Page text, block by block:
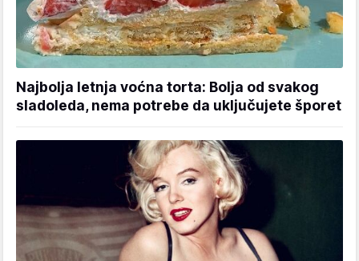
Najbolja letnja voćna torta: Bolja od svakog
sladoleda, nema potrebe da uključujete šporet